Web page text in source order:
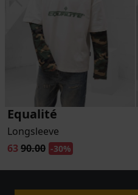
Equalité
Longsleeve
63 90.00 -30%